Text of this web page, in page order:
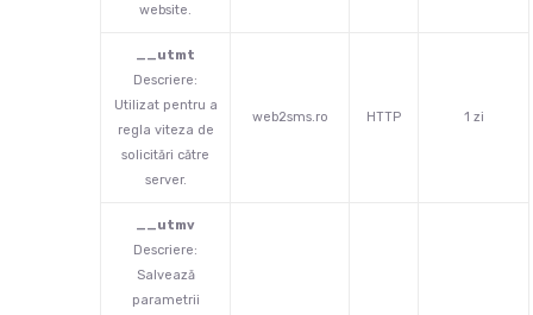
website.
__utmt
Descriere:
Utilizat pentru a
regla viteza de
solicitări către
server.
web2sms.ro HTTP 1 zi
__utmv
Descriere:
Salvează
parametrii